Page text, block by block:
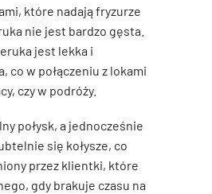
które nadają fryzurze
nie jest bardzo gęsta.
jest lekka i
co w połączeniu z lokami
czy w podróży.
połysk, a jednocześnie
się kołysze, co
przez klientki, które
gdy brakuje czasu na